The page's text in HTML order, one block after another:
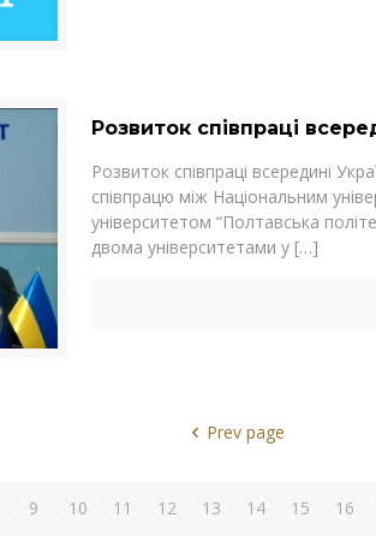
Розвиток співпраці
Розвиток співпраці всередині
співпрацю між Національним
університетом “Полтавська
двома університетами у[…]
Prev page
9 10 11 12 13 14 15 16